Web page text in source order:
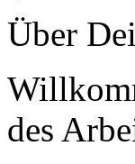
Über
des